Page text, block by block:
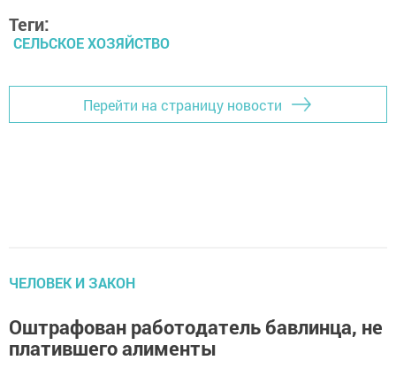
Теги:
СЕЛЬСКОЕ ХОЗЯЙСТВО
Перейти на страницу новости
ЧЕЛОВЕК И ЗАКОН
Оштрафован работодатель бавлинца, не
платившего алименты